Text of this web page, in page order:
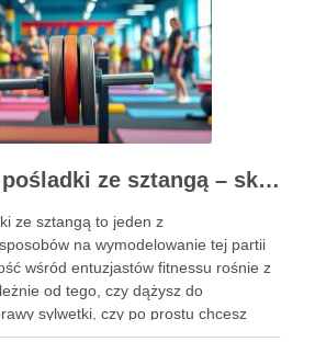
Ćwiczenia na pośladki ze sztangą – skuteczne metody i techniki treningowe
ze sztangą to jeden z
na wymodelowanie tej partii
wśród entuzjastów fitnessu rośnie z
od tego, czy dążysz do
sylwetki, czy po prostu chcesz
ciele, odpowiednio dobrane